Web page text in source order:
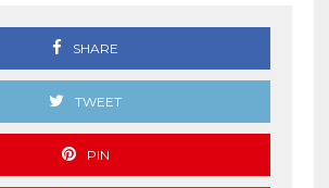
SHARE
TWEET
PIN